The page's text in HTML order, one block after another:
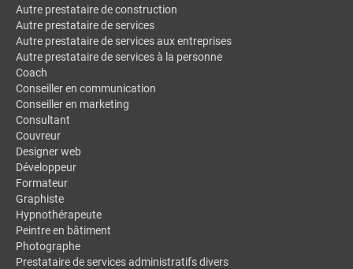
Autre prestataire de construction
Autre prestataire de services
Autre prestataire de services aux entreprises
Autre prestataire de services à la personne
Coach
Conseiller en communication
Conseiller en marketing
Consultant
Couvreur
Designer web
Développeur
Formateur
Graphiste
Hypnothérapeute
Peintre en bâtiment
Photographe
Prestataire de services administratifs divers